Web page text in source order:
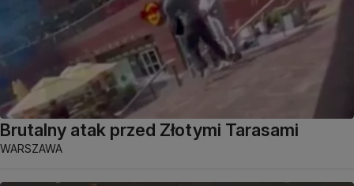
Brutalny atak przed Złotymi Tarasami
WARSZAWA